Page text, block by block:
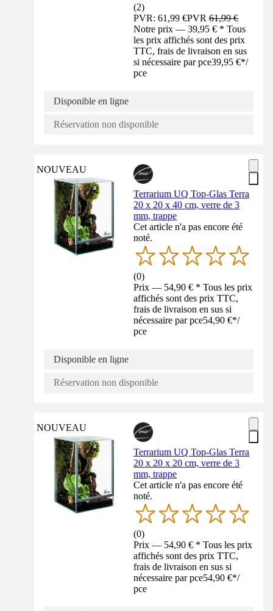
(2)
PVR: 61,99 €PVR61,99 €
Notre prix — 39,95 € * Tous
les prix affichés sont des prix
TTC, frais de livraison en sus
si nécessaire par pce39,95 €*/
pce
Disponible en ligne
Réservation non disponible
NOUVEAU
Terrarium UQ Top-Glas Terra
20 x 20 x 40 cm, verre de 3
mm, trappe
Cet article n'a pas encore été
noté.
(0)
Prix — 54,90 € * Tous les prix
affichés sont des prix TTC,
frais de livraison en sus si
nécessaire par pce54,90 €*/
pce
Disponible en ligne
Réservation non disponible
NOUVEAU
Terrarium UQ Top-Glas Terra
20 x 20 x 20 cm, verre de 3
mm, trappe
Cet article n'a pas encore été
noté.
(0)
Prix — 54,90 € * Tous les prix
affichés sont des prix TTC,
frais de livraison en sus si
nécessaire par pce54,90 €*/
pce